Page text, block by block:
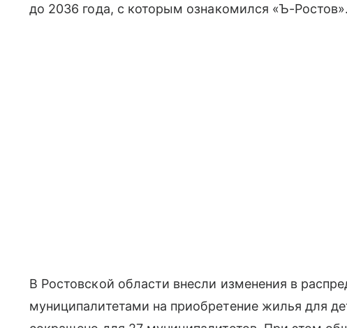
до 2036 года, с которым ознакомился «Ъ-Ростов».
В Ростовской области внесли изменения в
муниципалитетами на приобретение жилья для